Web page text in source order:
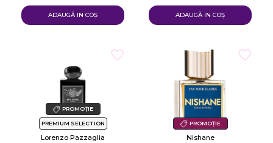
ADAUGĂ IN COŞ ADAUGĂ IN COŞ
PROMOȚIE
PREMIUM SELECTION
Lorenzo Pazzaglia
PROMOȚIE
Nishane